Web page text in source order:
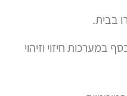
בבית.
חיזוי וזיהוי